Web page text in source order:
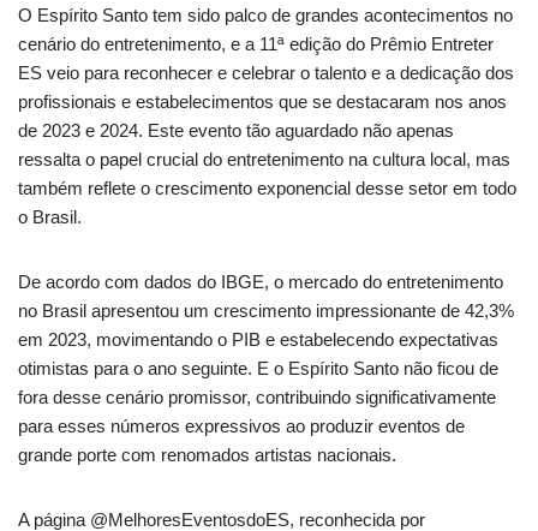
O Espírito Santo tem sido palco de grandes acontecimentos no
cenário do entretenimento, e a 11ª edição do Prêmio Entreter
ES veio para reconhecer e celebrar o talento e a dedicação dos
profissionais e estabelecimentos que se destacaram nos anos
de 2023 e 2024. Este evento tão aguardado não apenas
ressalta o papel crucial do entretenimento na cultura local, mas
também reflete o crescimento exponencial desse setor em todo
o Brasil.
De acordo com dados do IBGE, o mercado do entretenimento
no Brasil apresentou um crescimento impressionante de 42,3%
em 2023, movimentando o PIB e estabelecendo expectativas
otimistas para o ano seguinte. E o Espírito Santo não ficou de
fora desse cenário promissor, contribuindo significativamente
para esses números expressivos ao produzir eventos de
grande porte com renomados artistas nacionais.
A página @MelhoresEventosdoES, reconhecida por